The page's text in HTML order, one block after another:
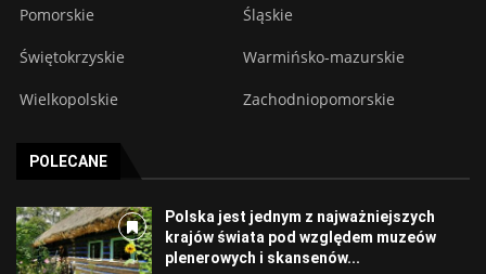
Pomorskie Śląskie
Świętokrzyskie Warmińsko-mazurskie
Wielkopolskie Zachodniopomorskie
POLECANE
Polska jest jednym z najważniejszych
krajów świata pod względem muzeów
plenerowych i skansenów...